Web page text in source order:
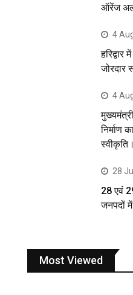
ऑरेंज
4
जोरदार
4
निर्माण
स्वीकृति।
28
28 एवं
जनपदों
Most Viewed